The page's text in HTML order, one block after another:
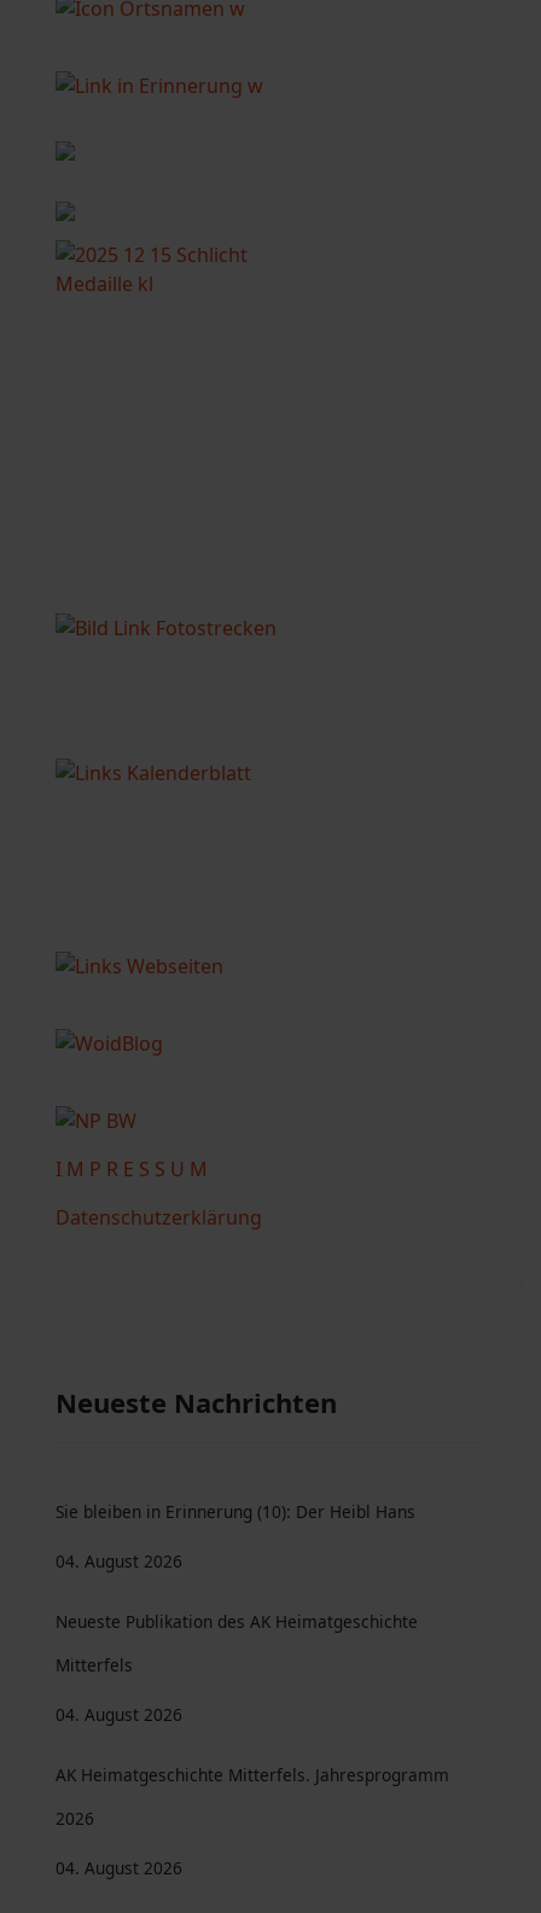
I M P R E S S U M
Datenschutzerklärung
Neueste Nachrichten
Sie bleiben in Erinnerung (10): Der Heibl Hans
04. August 2026
Neueste Publikation des AK Heimatgeschichte
Mitterfels
04. August 2026
AK Heimatgeschichte Mitterfels. Jahresprogramm
2026
04. August 2026